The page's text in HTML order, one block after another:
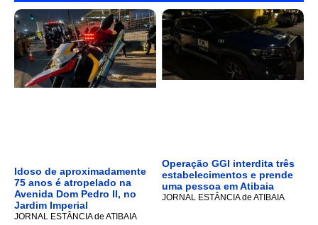
Idoso de aproximadamente
75 anos é atropelado na
Avenida Dom Pedro II, no
Jardim Imperial
JORNAL ESTÂNCIA de ATIBAIA
Operação GGI interdita três
estabelecimentos e prende
uma pessoa em Atibaia
JORNAL ESTÂNCIA de ATIBAIA